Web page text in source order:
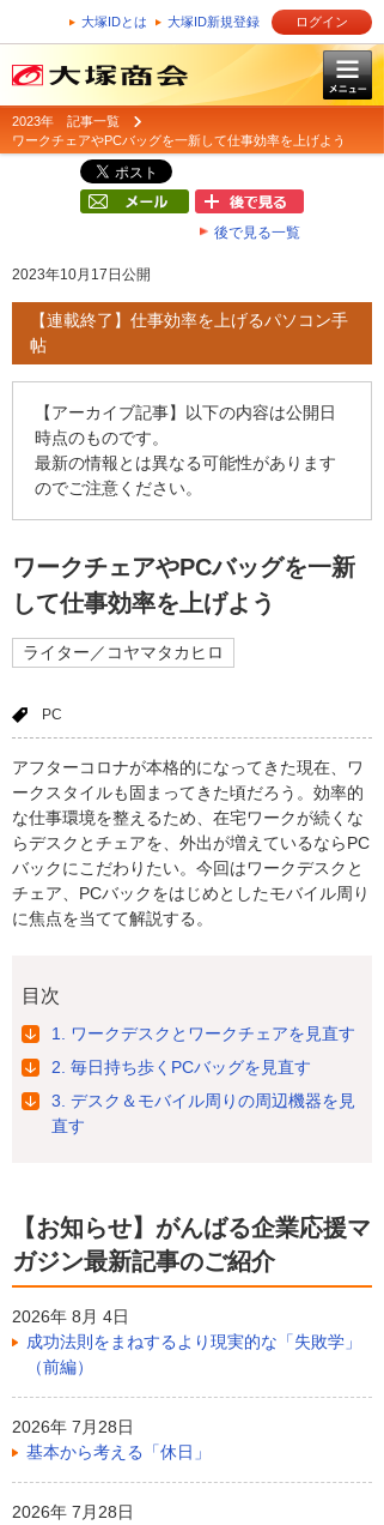
大塚IDとは 大塚ID新規登録 ログイン
2023年 記事一覧
ワークチェアやPCバッグを一新して仕事効率を上げよう
後で見る一覧
2023年10月17日公開
【連載終了】仕事効率を上げるパソコン手
帖
【アーカイブ記事】以下の内容は公開日
時点のものです。
最新の情報とは異なる可能性があります
のでご注意ください。
ワークチェアやPCバッグを一新
して仕事効率を上げよう
ライター／コヤマタカヒロ
PC
アフターコロナが本格的になってきた現在、ワ
ークスタイルも固まってきた頃だろう。効率的
な仕事環境を整えるため、在宅ワークが続くな
らデスクとチェアを、外出が増えているならPC
バックにこだわりたい。今回はワークデスクと
チェア、PCバックをはじめとしたモバイル周り
に焦点を当てて解説する。
目次
1. ワークデスクとワークチェアを見直す
2. 毎日持ち歩くPCバッグを見直す
3. デスク＆モバイル周りの周辺機器を見
直す
【お知らせ】がんばる企業応援マ
ガジン最新記事のご紹介
2026年 8月 4日
成功法則をまねするより現実的な「失敗学」
（前編）
2026年 7月28日
基本から考える「休日」
2026年 7月28日